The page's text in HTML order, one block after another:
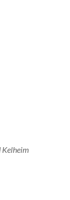
Kelheim